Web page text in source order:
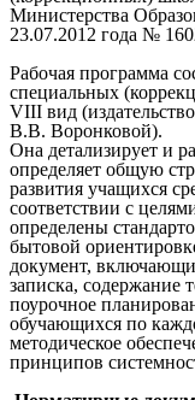
Министерства
23.07.2012 года №
Рабочая программа
специальных
VIII вид
В.В. Воронковой).
Она детализирует и
определяет общую
развития учащихся
соответствии с
определены
бытовой
документ,
записка, содержание
поурочное
обучающихся по
методическое
принципов